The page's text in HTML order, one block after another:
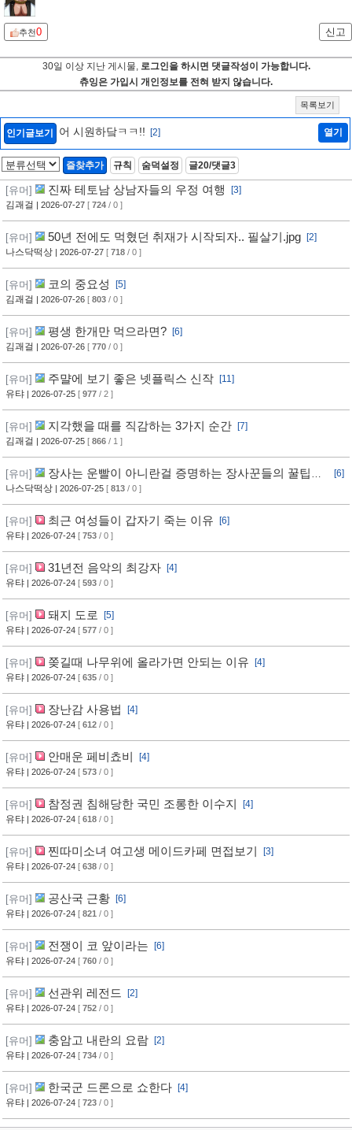
추천0 신고
30일 이상 지난 게시물, 로그인을 하시면 댓글작성이 가능합니다.
츄잉은 가입시 개인정보를 전혀 받지 않습니다.
목록보기
인기글보기 어 시원하닼ㅋㅋ!! [2] 열기
즐찾추가 규칙 숨덕설정 글20/댓글3
[유머] 진짜 테토남 상남자들의 우정 여행
[3]
김괘걸 | 2026-07-27 [ 724 / 0 ]
[유머] 50년 전에도 먹혔던 취재가 시작되자.. 필살기.jpg [2]
나스닥떡상 | 2026-07-27 [ 718 / 0 ]
[유머] 코의 중요성
[5]
김괘걸 | 2026-07-26 [ 803 / 0 ]
[유머] 평생 한개만 먹으라면? [6]
김괘걸 | 2026-07-26 [ 770 / 0 ]
[유머] 주먈에 보기 좋은 넷플릭스 신작 [11]
유탸 | 2026-07-25 [ 977 / 2 ]
[유머] 지각했을 때를 직감하는 3가지 순간 [7]
김괘걸 | 2026-07-25 [ 866 / 1 ]
[유머]
장사는 운빨이 아니란걸 증명하는 장사꾼들의 꿀팁과
임기응변 수준 ㄷㄷ
[6]
나스닥떡상 | 2026-07-25 [ 813 / 0 ]
[유머] 최근 여성들이 갑자기 죽는 이유 [6]
유탸 | 2026-07-24 [ 753 / 0 ]
[유머] 31년전 음악의 최강자 [4]
유탸 | 2026-07-24 [ 593 / 0 ]
[유머] 돼지 도로
[5]
유탸 | 2026-07-24 [ 577 / 0 ]
[유머] 쫒길때 나무위에 올라가면 안되는 이유 [4]
유탸 | 2026-07-24 [ 635 / 0 ]
[유머] 장난감 사용법
[4]
유탸 | 2026-07-24 [ 612 / 0 ]
[유머] 안매운 페비쵸비
[4]
유탸 | 2026-07-24 [ 573 / 0 ]
[유머] 참정권 침해당한 국민 조롱한 이수지
[4]
유탸 | 2026-07-24 [ 618 / 0 ]
[유머] 찐따미소녀 여고생 메이드카페 면접보기
[3]
유탸 | 2026-07-24 [ 638 / 0 ]
[유머] 공산국 근황 [6]
유탸 | 2026-07-24 [ 821 / 0 ]
[유머] 전쟁이 코 앞이라는 [6]
유탸 | 2026-07-24 [ 760 / 0 ]
[유머] 선관위 레전드
[2]
유탸 | 2026-07-24 [ 752 / 0 ]
[유머] 충암고 내란의 요람 [2]
유탸 | 2026-07-24 [ 734 / 0 ]
[유머] 한국군 드론으로 쇼한다 [4]
유탸 | 2026-07-24 [ 723 / 0 ]